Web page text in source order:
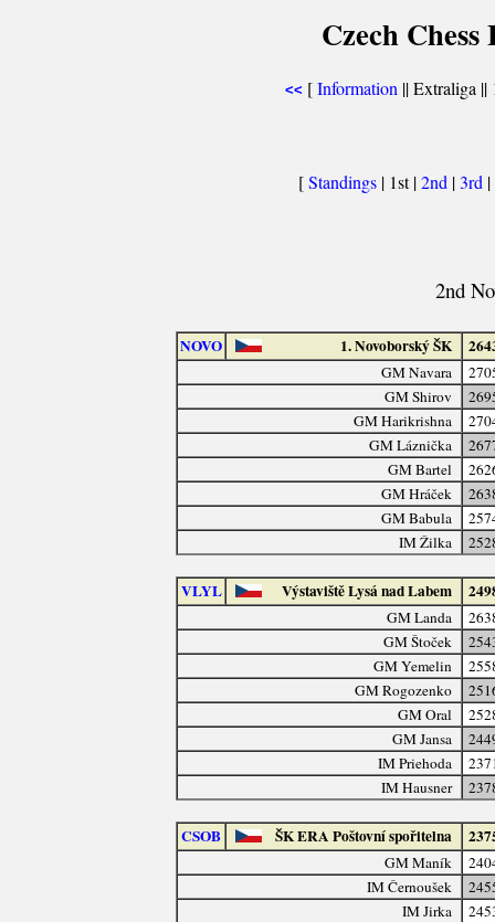
Czech
<< [Information || Extraliga ||
[Standings | 1st |2nd |3rd |
2nd
NOVO 1. Novoborský ŠK
GM Navara
GM Shirov
GM Harikrishna
GM Láznička
GM Bartel
GM Hráček
GM Babula
IM Žilka
VLYL Výstaviště Lysá nad Labem
GM Landa
GM Štoček
GM Yemelin
GM Rogozenko
GM Oral
GM Jansa
IM Priehoda
IM Hausner
CSOB ŠK ERA Poštovní spořitelna
GM Maník
IM Černoušek
IM Jirka